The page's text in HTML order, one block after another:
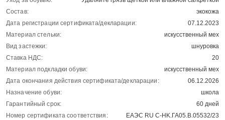
Состав:
экокожа
Дата регистрации сертификата/декларации:
07.12.2023
Материал стельки:
искусственный мех
Вид застежки:
шнуровка
Ставка НДС:
20
Материал подкладки обуви:
искусственный мех
Дата окончания действия сертификата/декларации:
06.12.2026
Назначение обуви:
школа
Гарантийный срок:
60 дней
Номер сертификата соответствия:
ЕАЭС RU С-HK.ГА05.В.05532/23